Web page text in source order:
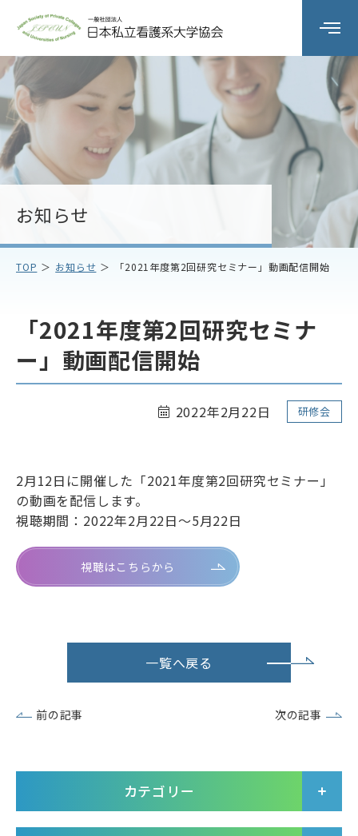
組織の概要
委員会活動
会員校情報
お知らせ お問い合わせ
アクセス プライバシーポリシー
リンク
サイトマップ
お知らせ
TOP お知らせ 「2021年度第2回研究セミナー」動画配信開始
「2021年度第2回研究セミナ
ー」動画配信開始
2022年2月22日 研修会
2月12日に開催した「2021年度第2回研究セミナー」
の動画を配信します。
視聴期間：2022年2月22日～5月22日
視聴はこちらから
前の記事
一覧へ戻る
次の記事
カテゴリー